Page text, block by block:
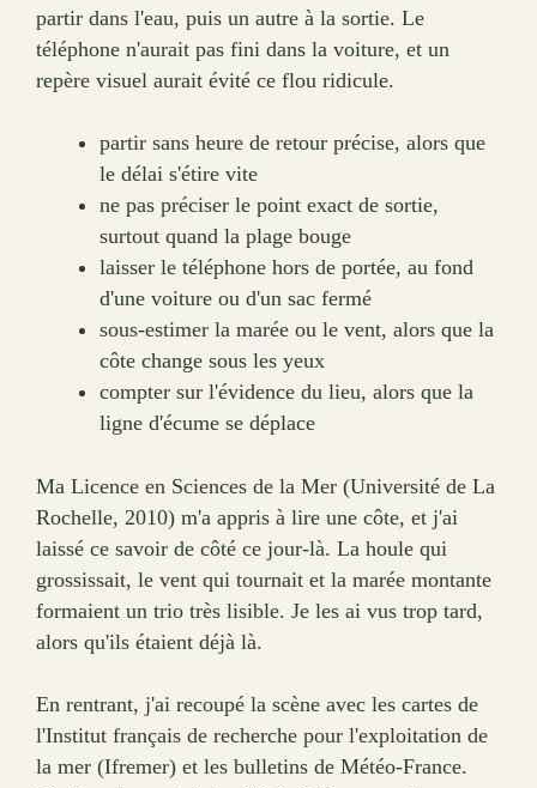
partir dans l'eau, puis un autre à la sortie. Le
téléphone n'aurait pas fini dans la voiture, et un
repère visuel aurait évité ce flou ridicule.
partir sans heure de retour précise, alors que
le délai s'étire vite
ne pas préciser le point exact de sortie,
surtout quand la plage bouge
laisser le téléphone hors de portée, au fond
d'une voiture ou d'un sac fermé
sous-estimer la marée ou le vent, alors que la
côte change sous les yeux
compter sur l'évidence du lieu, alors que la
ligne d'écume se déplace
Ma Licence en Sciences de la Mer (Université de La
Rochelle, 2010) m'a appris à lire une côte, et j'ai
laissé ce savoir de côté ce jour-là. La houle qui
grossissait, le vent qui tournait et la marée montante
formaient un trio très lisible. Je les ai vus trop tard,
alors qu'ils étaient déjà là.
En rentrant, j'ai recoupé la scène avec les cartes de
l'Institut français de recherche pour l'exploitation de
la mer (Ifremer) et les bulletins de Météo-France.